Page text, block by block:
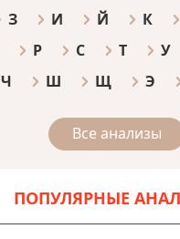
З И Й К
Р С Т У
Ч
Ш Щ Э
Все анализы
ПОПУЛЯРНЫЕ